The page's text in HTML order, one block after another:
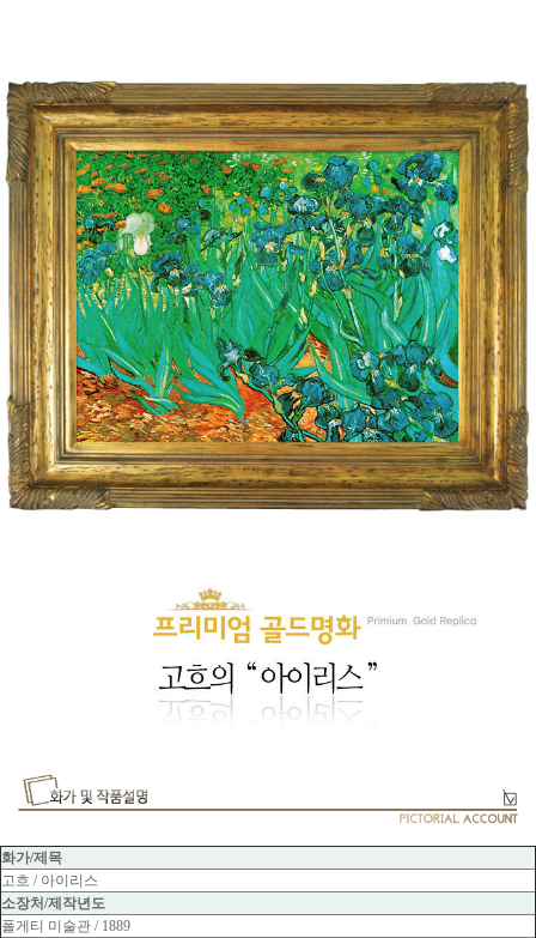
화가/제목
고흐 / 아이리스
소장처/제작년도
폴게티 미술관 / 1889